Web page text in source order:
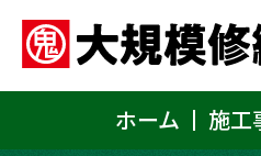
ホーム 施工